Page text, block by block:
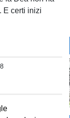
E certi inizi